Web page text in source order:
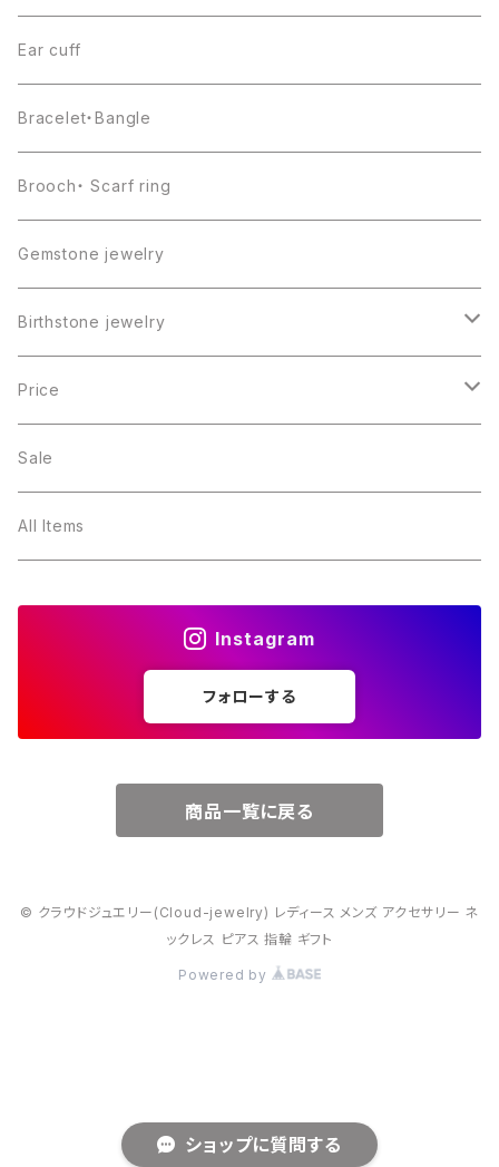
ショップに質問する
Ear cuff
Bracelet・Bangle
Brooch・ Scarf ring
Gemstone jewelry
Birthstone jewelry
１月・ガーネット
２月・アメジスト
３月・アクアマリン
Price
～5000円
～10000円
Sale
All Items
Instagram
フォローする
商品一覧に戻る
© クラウドジュエリー(Cloud-jewelry) レディース メンズ アクセサリー ネ
ックレス ピアス 指輪 ギフト
Powered by